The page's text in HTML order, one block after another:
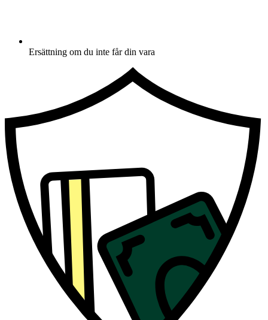
Ersättning om du inte får din vara